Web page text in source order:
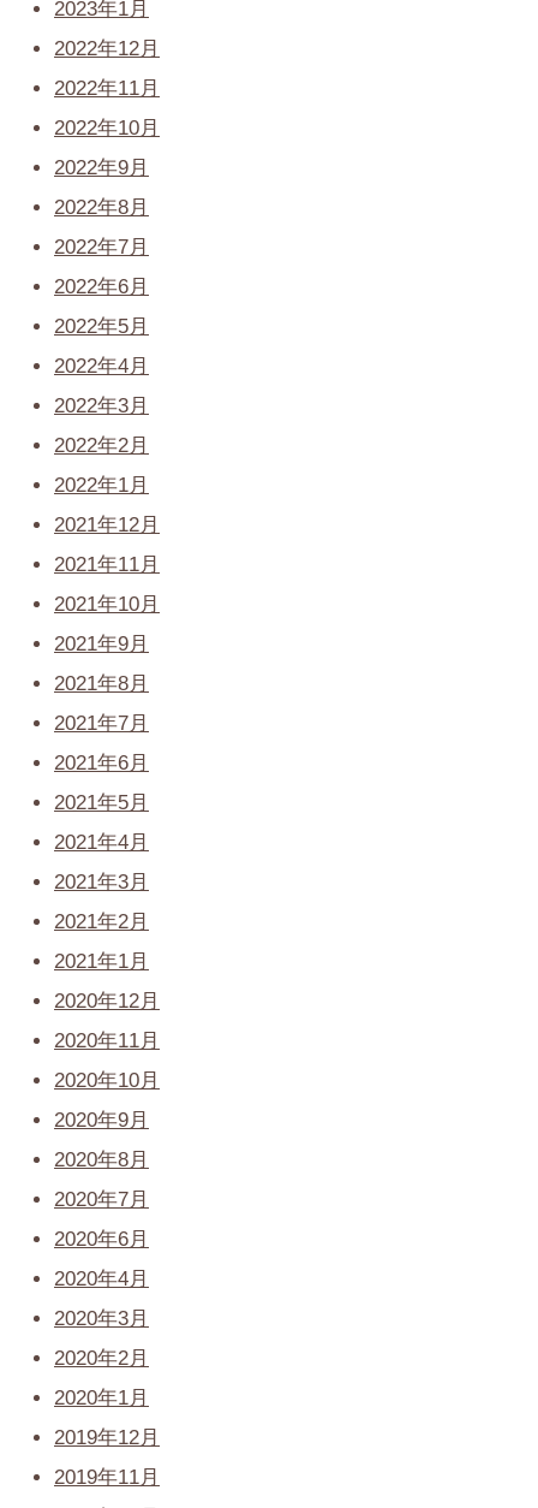
2023年1月
2022年12月
2022年11月
2022年10月
2022年9月
2022年8月
2022年7月
2022年6月
2022年5月
2022年4月
2022年3月
2022年2月
2022年1月
2021年12月
2021年11月
2021年10月
2021年9月
2021年8月
2021年7月
2021年6月
2021年5月
2021年4月
2021年3月
2021年2月
2021年1月
2020年12月
2020年11月
2020年10月
2020年9月
2020年8月
2020年7月
2020年6月
2020年4月
2020年3月
2020年2月
2020年1月
2019年12月
2019年11月